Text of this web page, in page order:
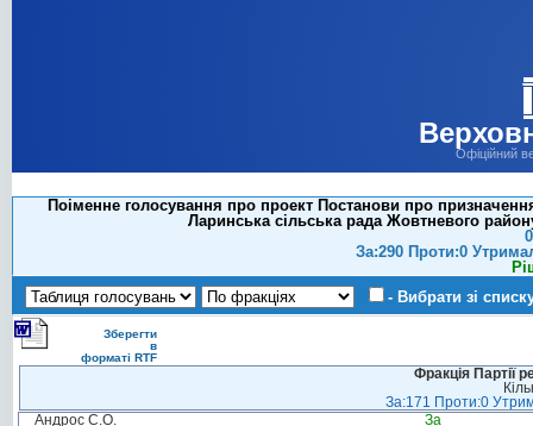
Офіційний
Поіменне голосування про проект Постанови про
Ларинська сільська рада Жовтневого
За:290 Проти:0
- Вибрати зі
Зберегти
в
форматі RTF
Фракція Партії
За:171 Проти:0
Андрос С.О.
За